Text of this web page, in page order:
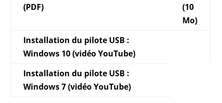
(PDF)
(10
Mo)
Installation du pilote USB :
Windows 10 (vidéo YouTube)
Installation du pilote USB :
Windows 7 (vidéo YouTube)